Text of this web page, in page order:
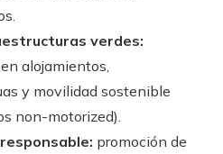
verdes:
alojamientos,
y movilidad sostenible
non-motorized).
promoción de